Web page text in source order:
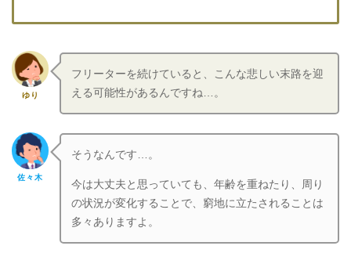
ゆり
フリーターを続けていると、こんな悲しい末路を迎
える可能性があるんですね…。
佐々木
そうなんです…。
今は大丈夫と思っていても、年齢を重ねたり、周り
の状況が変化することで、窮地に立たされることは
多々ありますよ。